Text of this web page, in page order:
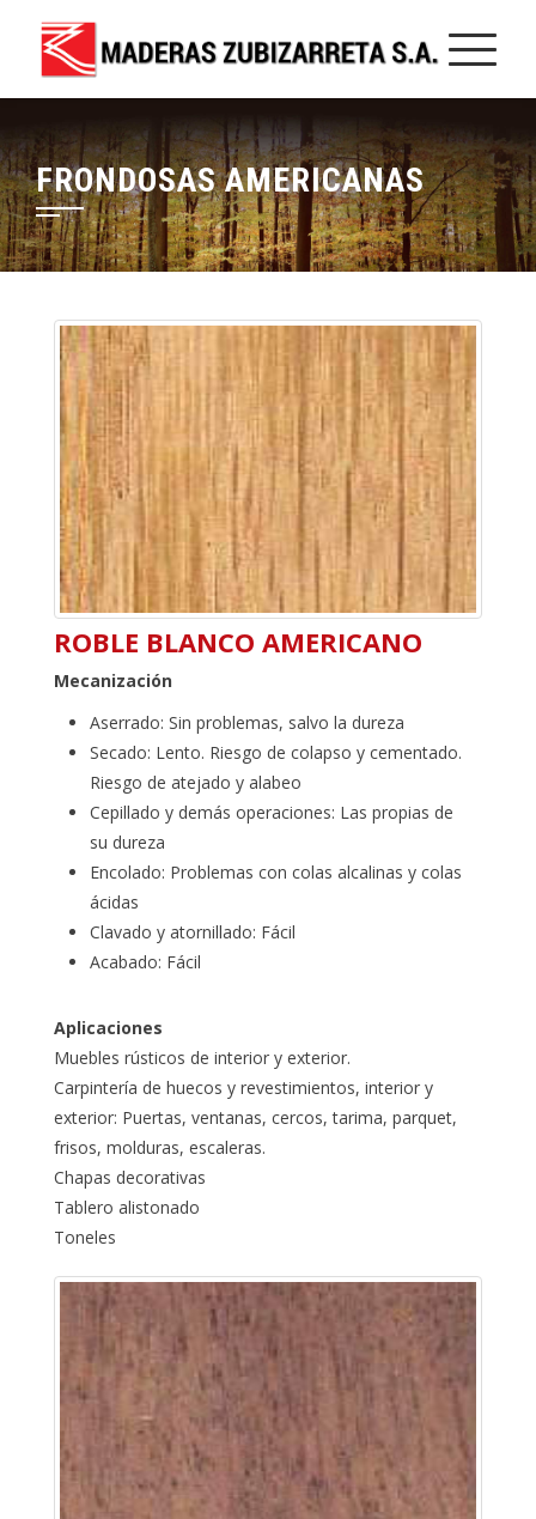
FRONDOSAS AMERICANAS
ROBLE BLANCO AMERICANO
Mecanización
Aserrado: Sin problemas, salvo la dureza
Secado: Lento. Riesgo de colapso y cementado.
Riesgo de atejado y alabeo
Cepillado y demás operaciones: Las propias de
su dureza
Encolado: Problemas con colas alcalinas y colas
ácidas
Clavado y atornillado: Fácil
Acabado: Fácil
Aplicaciones
Muebles rústicos de interior y exterior.
Carpintería de huecos y revestimientos, interior y
exterior: Puertas, ventanas, cercos, tarima, parquet,
frisos, molduras, escaleras.
Chapas decorativas
Tablero alistonado
Toneles